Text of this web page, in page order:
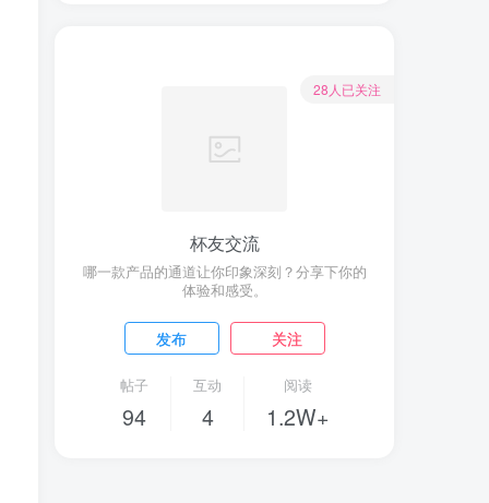
28人已关注
杯友交流
哪一款产品的通道让你印象深刻？分享下你的
体验和感受。
发布 关注
帖子
94
互动
4
阅读
1.2W+